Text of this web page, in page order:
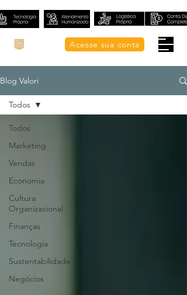
Acesse sua conta
Blog Valori
Todos
Marketing
Vendas
Economia
Cultura
Organizacional
Finanças
Tecnologia
Sustentabilidade
Negócios
Todos